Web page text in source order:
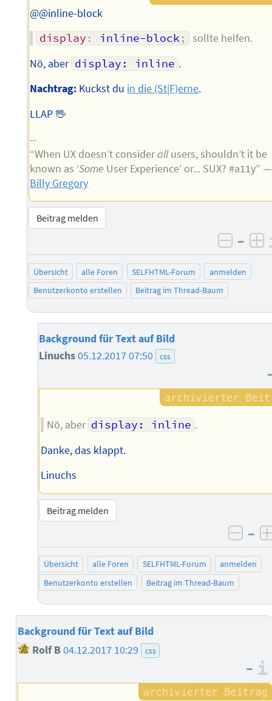
@@inline-block
display : inline-block ;
sollte helfen.
Nö, aber display: inline .
Nachtrag: Kuckst du in die (St|F)erne.
LLAP 🖖
--
“When UX doesn’t considerallusers, shouldn’t it be
known as ‘Some User Experience’ or... SUX? #a11y” —
Billy Gregory
Beitrag melden
–
Übersicht alle Foren SELFHTML-Forum
anmelden
Benutzerkonto erstellen
Beitrag im Thread-Baum
Background für Text auf Bild
Linuchs05.12.2017 07:50 css
Nö, aber display: inline .
Danke, das klappt.
Linuchs
Beitrag melden
–
Übersicht alle Foren SELFHTML-Forum
anmelden
Benutzerkonto erstellen
Beitrag im Thread-Baum
Background für Text auf Bild
Rolf B04.12.2017 10:29 css
–